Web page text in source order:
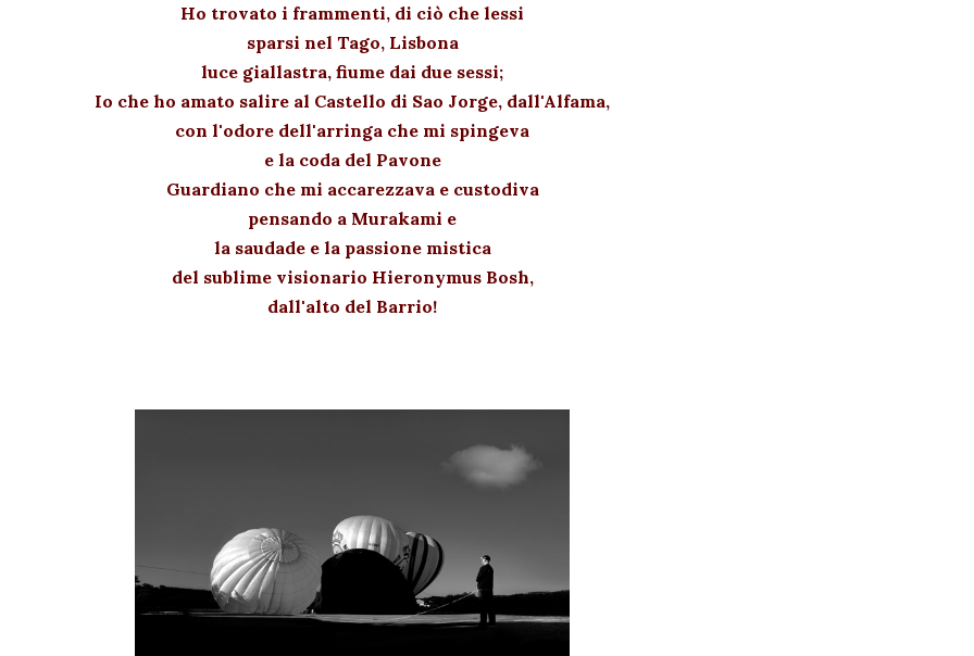
Ho trovato i frammenti, di ciò che lessi
sparsi nel Tago, Lisbona
luce giallastra, fiume dai due sessi;
Io che ho amato salire al Castello di Sao Jorge, dall'Alfama,
con l'odore dell'arringa che mi spingeva
e la coda del Pavone
Guardiano che mi accarezzava e custodiva
pensando a Murakami e
la saudade e la passione mistica
del sublime visionario Hieronymus Bosh,
dall'alto del Barrio!